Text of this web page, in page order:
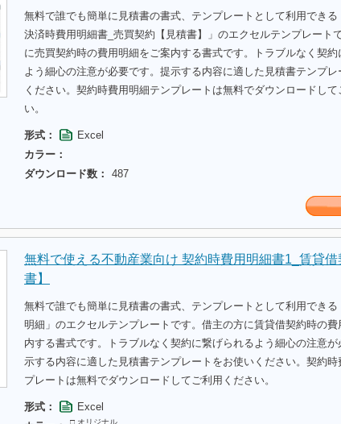
無料で誰でも簡単に見積書の書式、テンプレートとして利用できる
決済時費用明細書_売買契約【見積書】」のエクセルテンプレート
に売買契約時の費用明細をご案内する書式です。トラブルなく契約
よう細心の注意が必要です。提示する内容に適した見積書テンプ
ください。契約時費用明細テンプレートは無料でダウンロードして
い。
形式：
Excel
カラー：
ダウンロード数：
487
無料で使える不動産業向け 契約時費用明細書1_賃貸
書】
無料で誰でも簡単に見積書の書式、テンプレートとして利用できる
明細」のエクセルテンプレートです。借主の方に賃貸借契約時の費
内する書式です。トラブルなく契約に繋げられるよう細心の注意が
示する内容に適した見積書テンプレートをお使いください。契約時
プレートは無料でダウンロードしてご利用ください。
形式：
Excel
□ オリジナル